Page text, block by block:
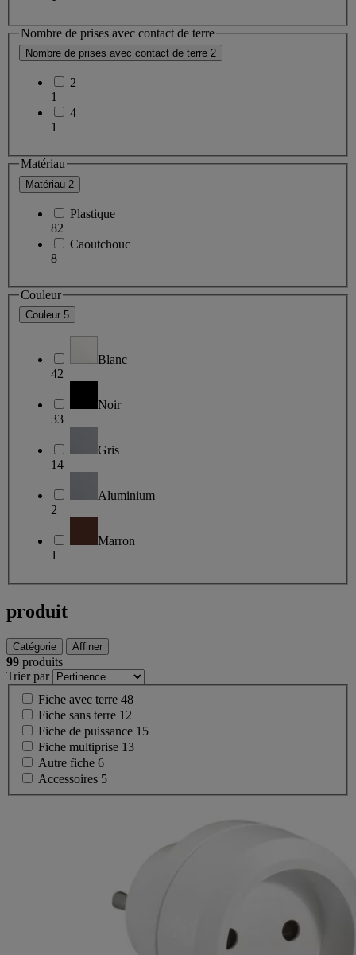
Nombre de prises avec contact de terre
Nombre de prises avec contact de terre 2
2
1
4
1
Matériau
Matériau 2
Plastique
82
Caoutchouc
8
Couleur
Couleur 5
Blanc
42
Noir
33
Gris
14
Aluminium
2
Marron
1
produit
Catégorie Affiner
99 produits
Trier par
Fiche avec terre 48
Fiche sans terre 12
Fiche de puissance 15
Fiche multiprise 13
Autre fiche 6
Accessoires 5